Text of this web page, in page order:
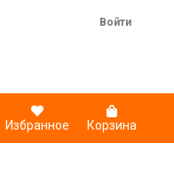
Войти
Избранное Корзина